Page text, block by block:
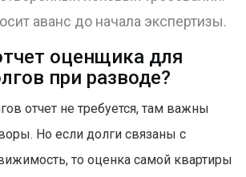
аванс до начала экспертизы.
оценщика для
при разводе?
отчет не требуется, там важны
Но если долги связаны с
то оценка самой квартиры